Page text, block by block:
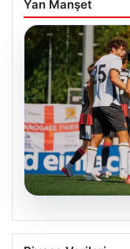
08.08.2026
maçında İngiliz
Piyasa Verileri